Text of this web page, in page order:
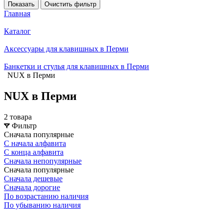
Показать
Очистить фильтр
Главная
Каталог
Аксессуары для клавишных в Перми
Банкетки и стулья для клавишных в Перми
NUX в Перми
NUX в Перми
2 товара
Фильтр
Сначала популярные
С начала алфавита
С конца алфавита
Сначала непопулярные
Сначала популярные
Сначала дешевые
Сначала дорогие
По возрастанию наличия
По убыванию наличия